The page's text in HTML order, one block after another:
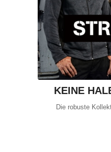
KEINE
Die robuste